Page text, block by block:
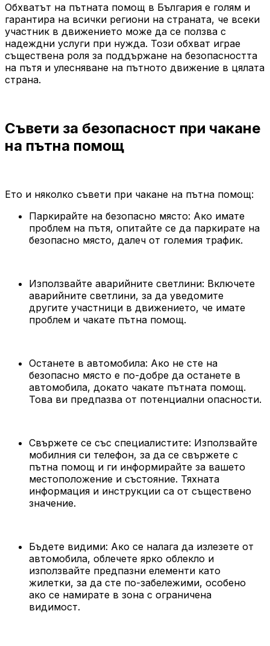
Обхватът на пътната помощ в България е голям и
гарантира на всички региони на страната, че всеки
участник в движението може да се ползва с
надеждни услуги при нужда. Този обхват играе
съществена роля за поддържане на безопасността
на пътя и улесняване на пътното движение в цялата
страна.
Съвети за безопасност при чакане
на пътна помощ
Ето и няколко съвети при чакане на пътна помощ:
Паркирайте на безопасно място: Ако имате
проблем на пътя, опитайте се да паркирате на
безопасно място, далеч от големия трафик.
Използвайте аварийните светлини: Включете
аварийните светлини, за да уведомите
другите участници в движението, че имате
проблем и чакате пътна помощ.
Останете в автомобила: Ако не сте на
безопасно място е по-добре да останете в
автомобила, докато чакате пътната помощ.
Това ви предпазва от потенциални опасности.
Свържете се със специалистите: Използвайте
мобилния си телефон, за да се свържете с
пътна помощ и ги информирайте за вашето
местоположение и състояние. Тяхната
информация и инструкции са от съществено
значение.
Бъдете видими: Ако се налага да излезете от
автомобила, облечете ярко облекло и
използвайте предпазни елементи като
жилетки, за да сте по-забележими, особено
ако се намирате в зона с ограничена
видимост.